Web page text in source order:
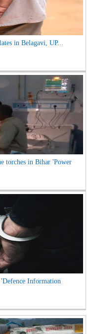
in Belagavi, UP...
torches in Bihar 'Power
Information